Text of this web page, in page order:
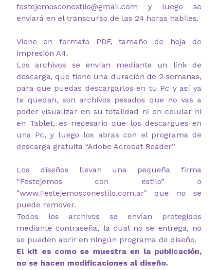
festejemosconestilo@gmail.com y luego se
enviará en el transcurso de las 24 horas habiles.
Viene en formato PDF, tamaño de hoja de
impresión A4.
Los archivos se envían mediante un link de
descarga, que tiene una duración de 2 semanas,
para que puedas descargarlos en tu Pc y así ya
te quedan, son archivos pesados que no vas a
poder visualizar en su totalidad ni en celular ni
en Tablet, es necesario que los descargues en
una Pc, y luego los abras con el programa de
descarga gratuita “Adobe Acrobat Reader”
Los diseños llevan una pequeña firma
“Festejemos con estilo” o
"www.Festejemosconestilo.com.ar" que no se
puede remover.
Todos los archivos se envían protegidos
mediante contraseña, la cual no se entrega, no
se pueden abrir en ningún programa de diseño.
El kit es como se muestra en la publicación,
no se hacen modificaciones al diseño.